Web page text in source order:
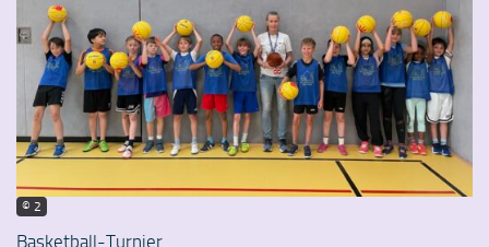
© 2
Basketball-Turnier